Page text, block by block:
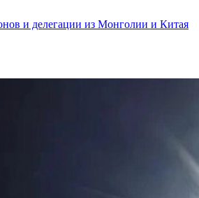
и делегации из Монголии и Китая